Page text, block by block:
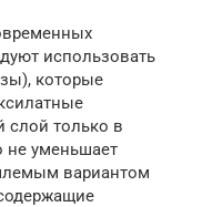
использовать
которые
только в
не уменьшает
вариантом